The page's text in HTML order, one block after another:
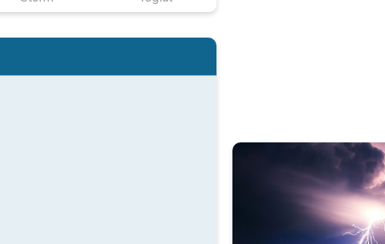
Jo, lyn kan slå ned samme